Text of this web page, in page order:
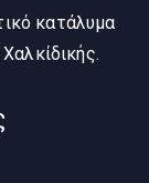
κατάλυμα